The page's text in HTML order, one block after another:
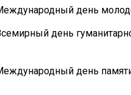
день
день
день